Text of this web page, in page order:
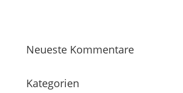
Neueste Kommentare
Kategorien